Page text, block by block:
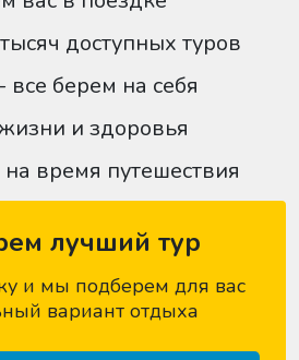
доступных туров
все берем на себя
и здоровья
время путешествия
лучший тур
и мы подберем для вас
вариант отдыха